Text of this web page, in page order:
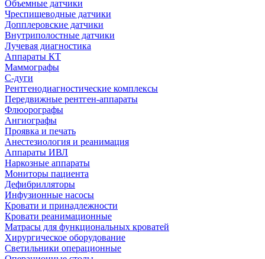
Объемные датчики
Чреспищеводные датчики
Допплеровские датчики
Внутриполостные датчики
Лучевая диагностика
Аппараты КТ
Маммографы
С-дуги
Рентгенодиагностические комплексы
Передвижные рентген-аппараты
Флюорографы
Ангиографы
Проявка и печать
Анестезиология и реанимация
Аппараты ИВЛ
Наркозные аппараты
Мониторы пациента
Дефибрилляторы
Инфузионные насосы
Кровати и принадлежности
Кровати реанимационные
Матрасы для функциональных кроватей
Хирургическое оборудование
Светильники операционные